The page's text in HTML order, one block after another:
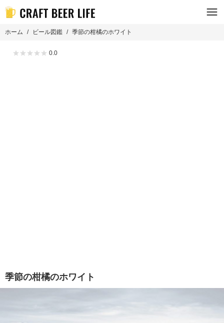
ホーム ビール図鑑 季節の柑橘のホワイト
0.0
季節の柑橘のホワイト